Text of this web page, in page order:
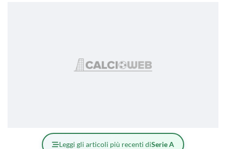
Leggi gli articoli più recenti diSerie A